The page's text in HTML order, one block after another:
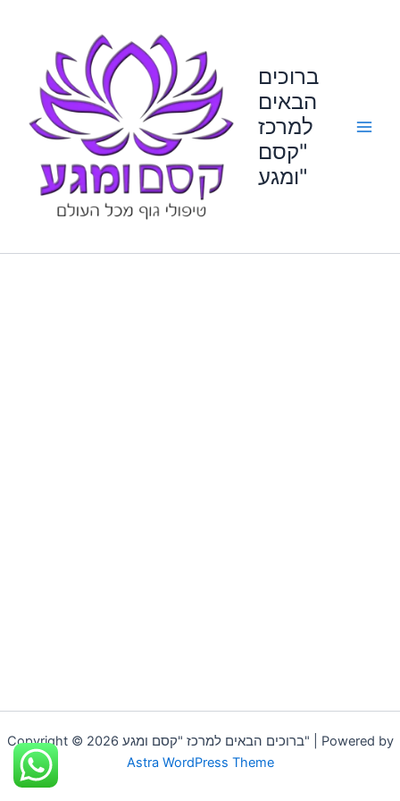
ברוכים
הבאים
למרכז
"קסם
ומגע"
Copyright © 2026 ברוכים הבאים למרכז "קסם ומגע" | Powered by
Astra WordPress Theme